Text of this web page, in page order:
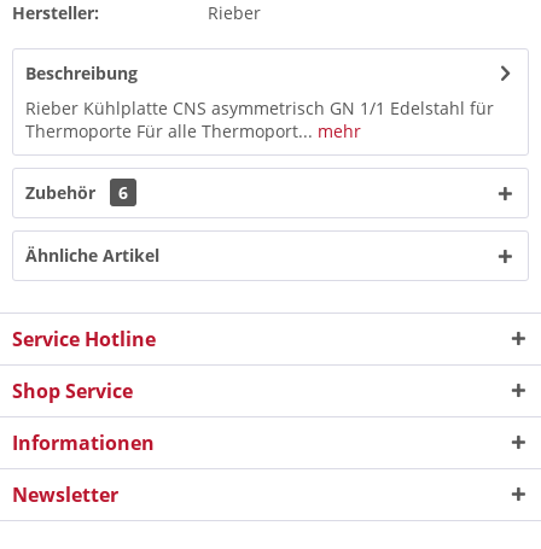
Hersteller:
Rieber
Beschreibung
Rieber Kühlplatte CNS asymmetrisch GN 1/1 Edelstahl für
Thermoporte Für alle Thermoport... mehr
Zubehör 6
Ähnliche Artikel
Service Hotline
Shop Service
Informationen
Newsletter